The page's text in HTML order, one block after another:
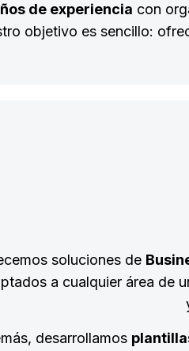
de experiencia con
objetivo es sencillo:
soluciones de
a cualquier área de
desarrollamos